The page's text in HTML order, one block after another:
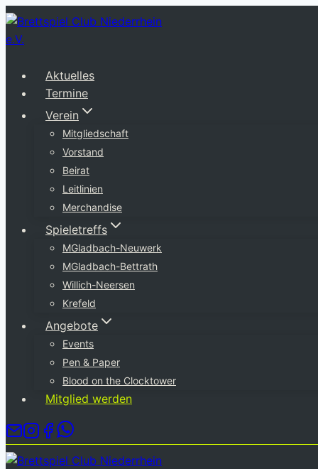
Zum
Inhalt
springen
Aktuelles
Termine
Verein
Mitgliedschaft
Vorstand
Beirat
Leitlinien
Merchandise
Spieletreffs
MGladbach-Neuwerk
MGladbach-Bettrath
Willich-Neersen
Krefeld
Angebote
Events
Pen & Paper
Blood on the Clocktower
Mitglied werden